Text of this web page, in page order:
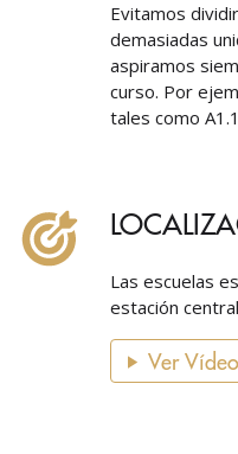
Evitamos
demasiadas
aspiramos
curso. Por
tales como
Las escuelas
estación
Ver Vídeo